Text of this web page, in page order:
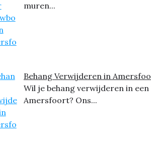
muren...
Behang Verwijderen in
Wil je behang verwijderen in
Amersfoort? Ons...